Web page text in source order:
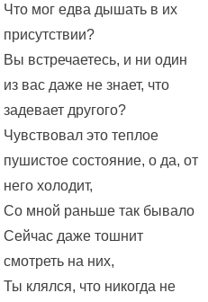
Что мог едва дышать в их
присутствии?
Вы встречаетесь, и ни один
из вас даже не знает, что
задевает другого?
Чувствовал это теплое
пушистое состояние, о да, от
него холодит,
Со мной раньше так бывало
Сейчас даже тошнит
смотреть на них,
Ты клялся, что никогда не